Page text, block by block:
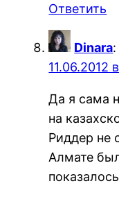
Ответить
Dinara:
11.06.2012
Да я сама
на
Риддер не
Алмате